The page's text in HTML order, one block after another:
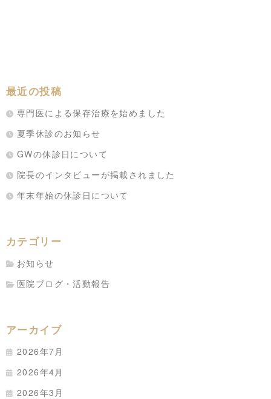
最近の投稿
専門医による保存治療を始めました
夏季休診のお知らせ
GWの休診日について
院長のインタビューが掲載されました
年末年始の休診日について
カテゴリー
お知らせ
医院ブログ・活動報告
アーカイブ
2026年7月
2026年4月
2026年3月